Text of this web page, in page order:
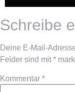
Schreibe
Deine E-Mail-
Felder sind mit *
Kommentar *